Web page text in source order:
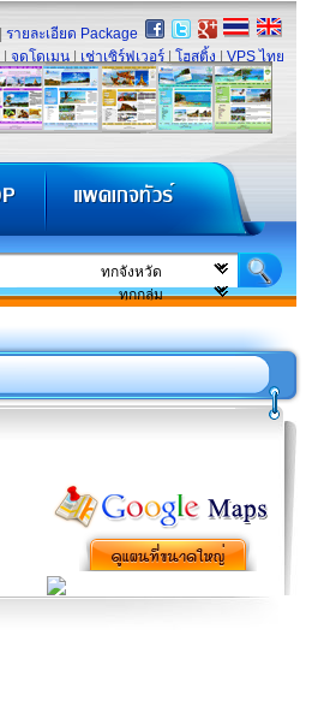
รายละเอียด Package
จดโดเมน เช่าเซิร์ฟเวอร์ โฮสติ้ง VPS ไทย